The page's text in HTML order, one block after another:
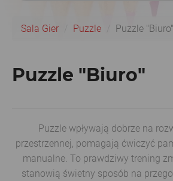
Sala Gier Puzzle Puzzle "Biuro"
Puzzle "Biuro"
Puzzle wpływają dobrze na
przestrzennej, pomagają ćwiczyć
manualne. To prawdziwy trening
stanowią świetny sposób na